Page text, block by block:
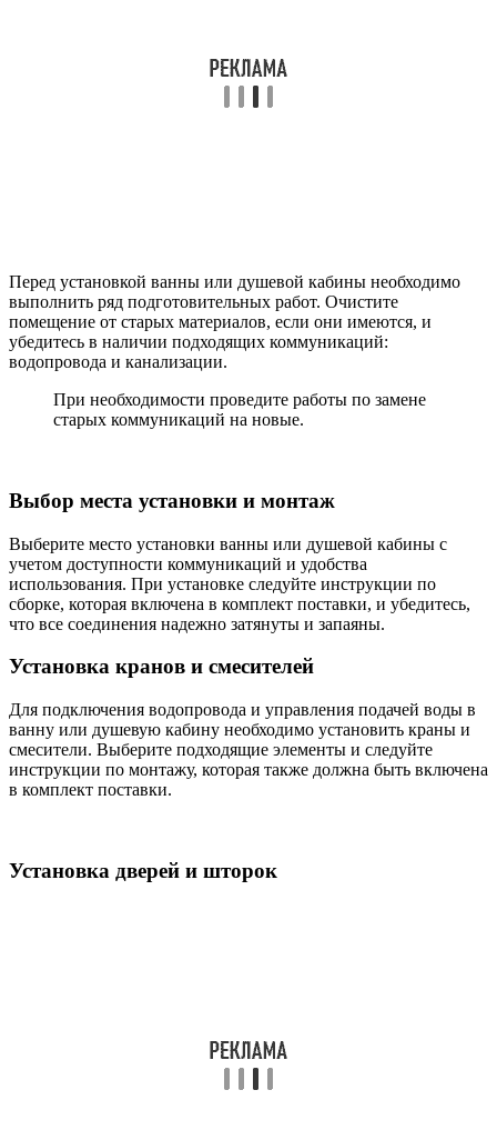
Перед установкой ванны или душевой кабины необходимо
выполнить ряд подготовительных работ. Очистите
помещение от старых материалов, если они имеются, и
убедитесь в наличии подходящих коммуникаций:
водопровода и канализации.
При необходимости проведите работы по замене
старых коммуникаций на новые.
Выбор места установки и монтаж
Выберите место установки ванны или душевой кабины с
учетом доступности коммуникаций и удобства
использования. При установке следуйте инструкции по
сборке, которая включена в комплект поставки, и убедитесь,
что все соединения надежно затянуты и запаяны.
Установка кранов и смесителей
Для подключения водопровода и управления подачей воды в
ванну или душевую кабину необходимо установить краны и
смесители. Выберите подходящие элементы и следуйте
инструкции по монтажу, которая также должна быть включена
в комплект поставки.
Установка дверей и шторок